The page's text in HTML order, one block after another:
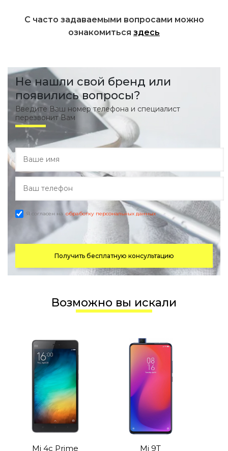
С часто задаваемыми вопросами можно
ознакомиться здесь
Не нашли свой бренд или
появились вопросы?
Введите Ваш номер телефона и специалист
перезвонит Вам
Я согласен на обработку персональных данных
Получить бесплатную консультацию
Возможно вы искали
Mi 4c Prime Mi 9T